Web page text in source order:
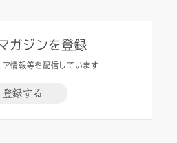
ガジンを登録
情報等を配信しています
登録する